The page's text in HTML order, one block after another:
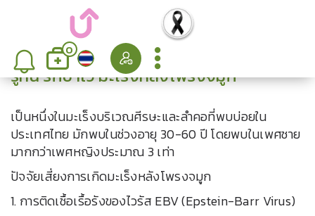
0
รู้ทัน รักษาไว ม้ะเร็งหลังโพรงจมูก
เป็นหนึ่งในมะเร็งบริเวณศีรษะและลำคอที่พบบ่อยใน
ประเทศไทย มักพบในช่วงอายุ 30-60 ปี โดยพบในเพศชาย
มากกว่าเพศหญิงประมาณ 3 เท่า
ปัจจัยเสี่ยงการเกิดมะเร็งหลังโพรงจมูก
1. การติดเชื้อเรื้อรังของไวรัส EBV (Epstein-Barr Virus)